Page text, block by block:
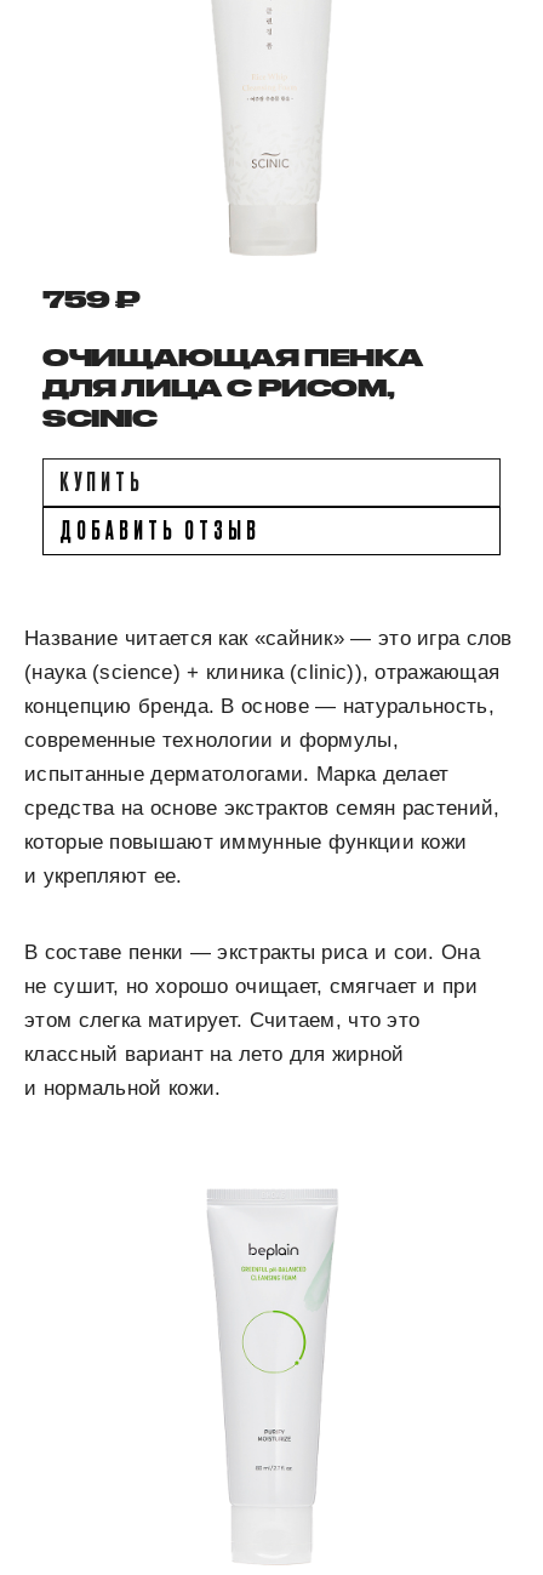
759 ₽
ОЧИЩАЮЩАЯ ПЕНКА
ДЛЯ ЛИЦА С РИСОМ,
SCINIC
КУПИТЬ
ДОБАВИТЬ ОТЗЫВ
Название читается как «сайник» — это игра слов
(наука (science) + клиника (clinic)), отражающая
концепцию бренда. В основе — натуральность,
современные технологии и формулы,
испытанные дерматологами. Марка делает
средства на основе экстрактов семян растений,
которые повышают иммунные функции кожи
и укрепляют ее.
В составе пенки — экстракты риса и сои. Она
не сушит, но хорошо очищает, смягчает и при
этом слегка матирует. Считаем, что это
классный вариант на лето для жирной
и нормальной кожи.